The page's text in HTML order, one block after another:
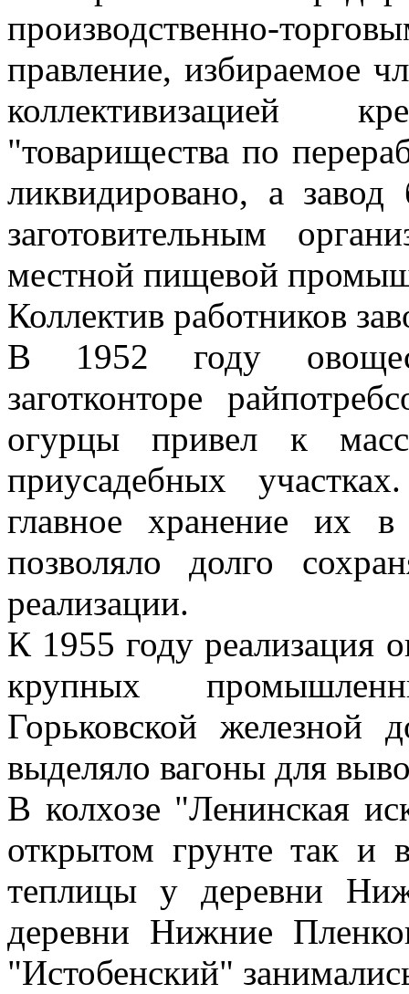
производственно-
правление, избираемое
коллективизацией
"товарищества по
ликвидировано, а завод
заготовительным
местной пищевой
Коллектив работников
В 1952 году
заготконторе
огурцы привел к
приусадебных
главное хранение их
позволяло долго
реализации.
К 1955 году реализация
крупных
Горьковской железной
выделяло вагоны для
В колхозе "Ленинская
открытом грунте так и
теплицы у деревни
деревни Нижние
"Истобенский"